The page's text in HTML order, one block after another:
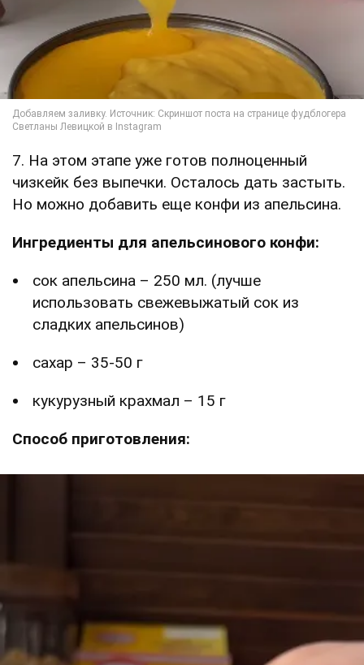
7. На этом этапе уже готов полноценный
чизкейк без выпечки. Осталось дать застыть.
Но можно добавить еще конфи из апельсина.
Ингредиенты для апельсинового конфи:
сок апельсина – 250 мл. (лучше
использовать свежевыжатый сок из
сладких апельсинов)
сахар – 35-50 г
кукурузный крахмал – 15 г
Способ приготовления: